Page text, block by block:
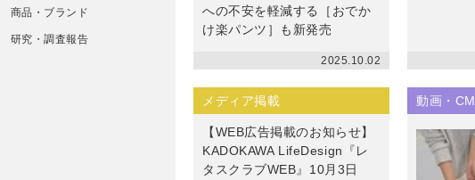
商品・ブランド
研究・調査報告
への不安を軽減する［おでか
け楽パンツ］も新発売
2025.10.02
メディア掲載
【WEB広告掲載のお知らせ】
KADOKAWA LifeDesign『レ
タスクラブWEB』10月3日
動画・CM